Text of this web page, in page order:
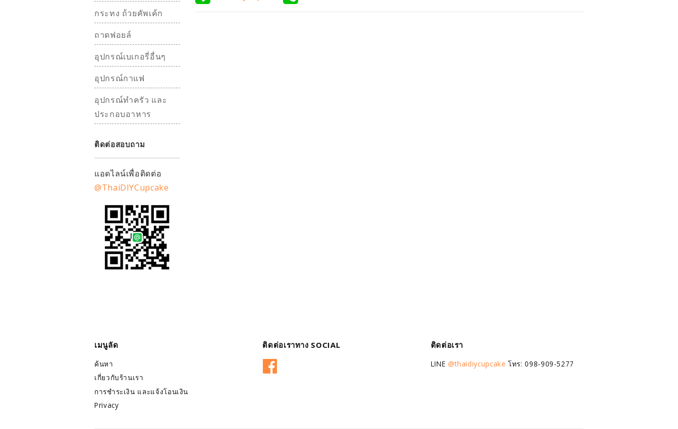
กระทง ถ้วยคัพเค้ก
ถาดฟอยล์
อุปกรณ์เบเกอรี่อื่นๆ
อุปกรณ์กาแฟ
อุปกรณ์ทำครัว และ
ประกอบอาหาร
ติดต่อสอบถาม
แอดไลน์เพื่อติดต่อ
@ThaiDIYCupcake
เมนูลัด
ค้นหา
เกี่ยวกับร้านเรา
การชำระเงิน และแจ้งโอนเงิน
Privacy
ติดต่อเราทาง SOCIAL ติดต่อเรา
LINE @thaidiycupcake โทร: 098-909-5277